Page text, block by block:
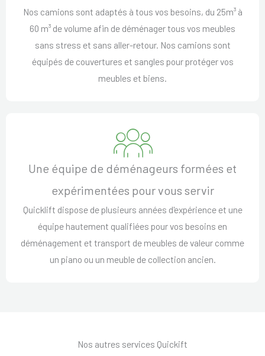
Nos camions sont adaptés à tous vos besoins, du 25m³ à
60 m³ de volume afin de déménager tous vos meubles
sans stress et sans aller-retour. Nos camions sont
équipés de couvertures et sangles pour protéger vos
meubles et biens.
Une équipe de déménageurs formées et
expérimentées pour vous servir
Quicklift dispose de plusieurs années d'expérience et une
équipe hautement qualifiées pour vos besoins en
déménagement et transport de meubles de valeur comme
un piano ou un meuble de collection ancien.
Nos autres services Quickift